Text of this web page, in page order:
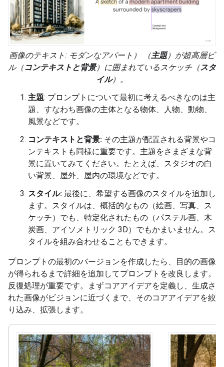
画像のテキスト: モダンなアパート ） （主題）が超高層ビ
ル（コンテキストと背景）に囲まれているスケッチ（スタ
イル）。
主題: プロンプトについて最初に考えるべきなのは主
題
、すなわち画像の主体となる物体、人物、動物、
風景などです。
コンテキストと背景: その主題が配置される背景やコ
ンテキストも同様に重要です。主題をさまざまな背
景に置いてみてください。たとえば、スタジオの白
い背景、屋外、屋内の環境などです。
スタイル: 最後に、希望する画像のスタイルを追加し
ます。
スタイルは、概括的なもの（絵画、写真、ス
ケッチ）でも、特定化されたもの（パステル画、木
炭画、アイソメトリック 3D）でもかまいません。ス
タイルを組み合わせることもできます。
プロンプトの最初のバージョンを作成したら、目的の画像
が得られるまで詳細を追加してプロンプトを改良します。
反復処理が重要です。まずコアアイデアを定義し、生成さ
れた画像がビジョンに近づくまで、そのコアアイデアを絞
り込み、拡張します。